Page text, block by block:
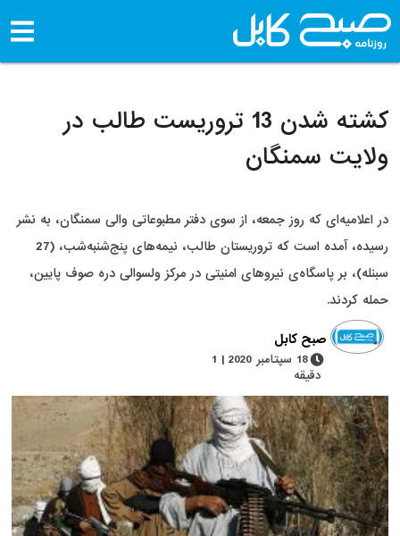
کشته شدن 13 تروریست طالب در
ولایت سمنگان
در اعلامیه‌ای که روز جمعه، از سوی دفتر مطبوعاتی والی سمنگان، به نشر
رسیده، آمده است که تروریستان طالب، نیمه‌های پنج‌شنبه‌شب، (27
سبنله)، بر پاسگاه‌ی نیروهای امنیتی در مرکز ولسوالی دره صوف پایین،
حمله کردند.
صبح کابل
18 سپتامبر 2020 | 1
دقیقه